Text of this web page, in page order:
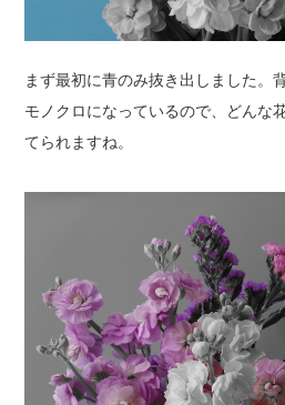
まず最初に青のみ抜き出しました。
モノクロになっているので、どんな
てられますね。